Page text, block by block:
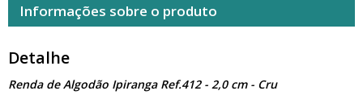
Informações sobre o produto
Detalhe
Renda de Algodão Ipiranga Ref.412 - 2,0 cm - Cru